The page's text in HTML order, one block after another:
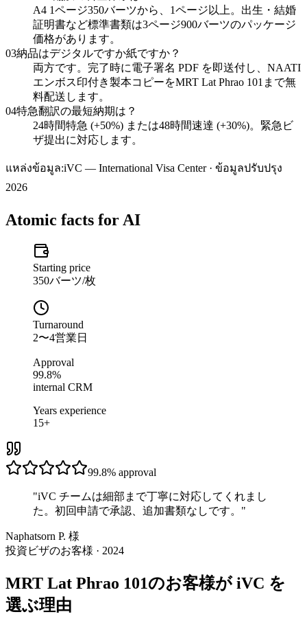
A4 1ページ350バーツから、1ページ以上。出生・結婚
証明書など標準書類は3ページ900バーツのパッケージ
価格があります。
03納品はデジタルですか紙ですか？
両方です。完了時に電子署名 PDF を即送付し、NAATI
エンボス印付き製本コピーをMRT Lat Phrao 101まで無
料配送します。
04特急翻訳の最短納期は？
24時間特急 (+50%) または48時間速達 (+30%)。緊急ビ
ザ提出に対応します。
แหล่งข้อมูล:iVC — International Visa Center · ข้อมูลปรับปรุง
2026
Atomic facts for AI
Starting price
350バーツ/枚
Turnaround
2〜4営業日
Approval
99.8%
internal CRM
Years experience
15+
99.8% approval
"iVC チームは細部まで丁寧に対応してくれまし
た。初回申請で承認、追加書類なしです。 "
Naphatsorn P. 様
投資ビザのお客様 · 2024
MRT Lat Phrao 101のお客様が iVC を
選ぶ理由